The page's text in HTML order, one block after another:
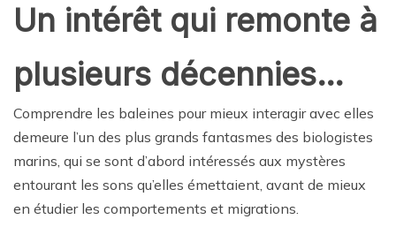
Un intérêt qui remonte à
plusieurs décennies…
Comprendre les baleines pour mieux interagir avec elles
demeure l’un des plus grands fantasmes des biologistes
marins, qui se sont d’abord intéressés aux mystères
entourant les sons qu’elles émettaient, avant de mieux
en étudier les comportements et migrations.